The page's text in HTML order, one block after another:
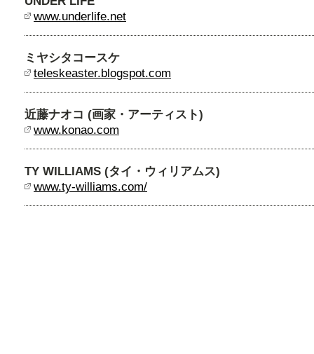
www.underlife.net
ミヤシタコースケ
teleskeaster.blogspot.com
近藤ナオコ (画家・アーティスト)
www.konao.com
TY WILLIAMS (タイ・ウィリアムス)
www.ty-williams.com/